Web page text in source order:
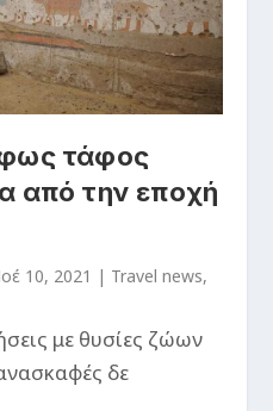
φως τάφος
από την εποχή
10, 2021 | Travel news,
με θυσίες ζώων
δε